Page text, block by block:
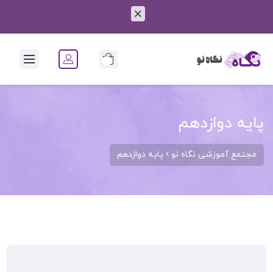
پایه دوازدهم
مجتمع آموزشی نگاه نو پایه دوازدهم